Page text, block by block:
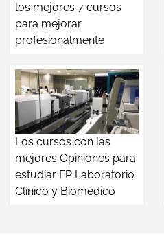
los mejores 7 cursos
para mejorar
profesionalmente
Los cursos con las
mejores Opiniones para
estudiar FP Laboratorio
Clínico y Biomédico